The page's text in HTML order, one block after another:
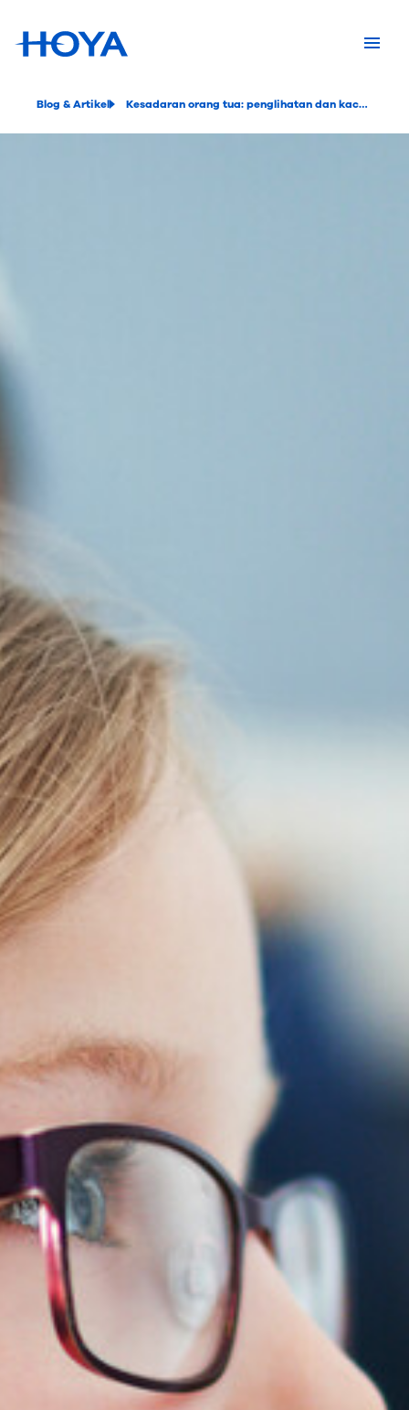
Blog & Artikel Kesadaran orang tua: penglihatan dan kacamata anak